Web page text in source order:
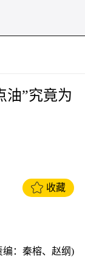
油”究竟为
收藏
编：秦榕、赵纲)